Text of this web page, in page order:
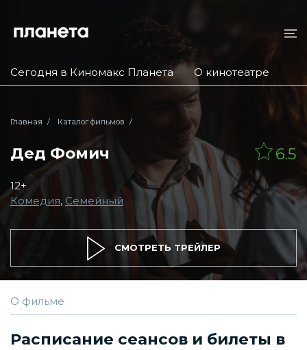
Сегодня в Киномакс Планета О кинотеатре
Главная Каталог фильмов
Дед Фомич
12+
Комедия, Семейный
6.5
СМОТРЕТЬ ТРЕЙЛЕР
О фильме
Расписание сеансов и билеты в